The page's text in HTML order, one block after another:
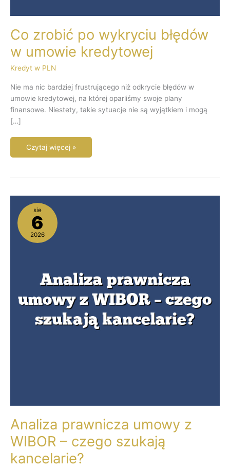
Co zrobić po wykryciu błędów
w umowie kredytowej
Kredyt w PLN
Nie ma nic bardziej frustrującego niż odkrycie błędów w
umowie kredytowej, na której oparliśmy swoje plany
finansowe. Niestety, takie sytuacje nie są wyjątkiem i mogą
[…]
Czytaj więcej »
sie
6
2026
Analiza prawnicza umowy z
WIBOR – czego szukają
kancelarie?
prawnicza
umowy
szukają